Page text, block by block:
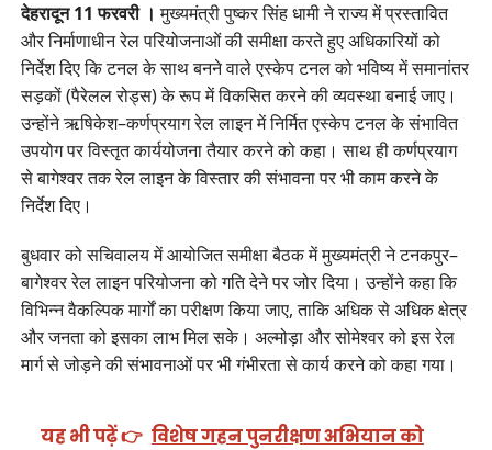
देहरादून 11 फरवरी । मुख्यमंत्री पुष्कर सिंह धामी ने राज्य में प्रस्तावित
और निर्माणाधीन रेल परियोजनाओं की समीक्षा करते हुए अधिकारियों को
निर्देश दिए कि टनल के साथ बनने वाले एस्केप टनल को भविष्य में समानांतर
सड़कों (पैरेलल रोड्स) के रूप में विकसित करने की व्यवस्था बनाई जाए।
उन्होंने ऋषिकेश–कर्णप्रयाग रेल लाइन में निर्मित एस्केप टनल के संभावित
उपयोग पर विस्तृत कार्ययोजना तैयार करने को कहा। साथ ही कर्णप्रयाग
से बागेश्वर तक रेल लाइन के विस्तार की संभावना पर भी काम करने के
निर्देश दिए।
बुधवार को सचिवालय में आयोजित समीक्षा बैठक में मुख्यमंत्री ने टनकपुर–
बागेश्वर रेल लाइन परियोजना को गति देने पर जोर दिया। उन्होंने कहा कि
विभिन्न वैकल्पिक मार्गों का परीक्षण किया जाए, ताकि अधिक से अधिक क्षेत्र
और जनता को इसका लाभ मिल सके। अल्मोड़ा और सोमेश्वर को इस रेल
मार्ग से जोड़ने की संभावनाओं पर भी गंभीरता से कार्य करने को कहा गया।
यह भी पढ़ें 👉 विशेष गहन पुनरीक्षण अभियान को